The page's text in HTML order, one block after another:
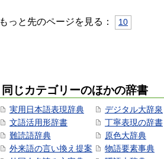
もっと先のページを見る： 10
同じカテゴリーのほかの辞書
実用日本語表現辞典
文語活用形辞書
難読語辞典
外来語の言い換え提案
デジタル大辞泉
丁寧表現の辞書
原色大辞典
物語要素事典